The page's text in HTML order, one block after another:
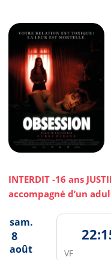
INTERDIT -16 ans
accompagné d’un
sam.
8
août VF